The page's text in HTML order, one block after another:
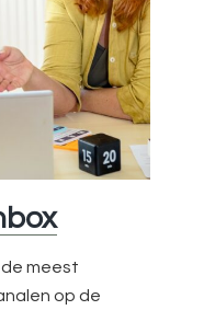
de meest
op de